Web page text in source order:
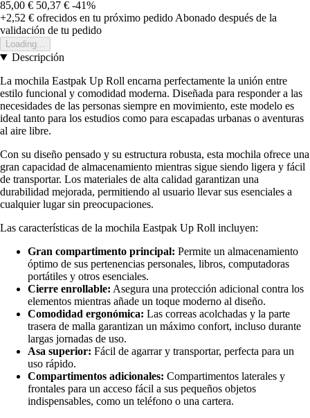
85,00 € 50,37 € -41%
+2,52 € ofrecidos en tu próximo pedido Abonado después de la
validación de tu pedido
Loading...
Descripción
La mochila Eastpak Up Roll encarna perfectamente la unión entre
estilo funcional y comodidad moderna. Diseñada para responder a las
necesidades de las personas siempre en movimiento, este modelo es
ideal tanto para los estudios como para escapadas urbanas o aventuras
al aire libre.
Con su diseño pensado y su estructura robusta, esta mochila ofrece una
gran capacidad de almacenamiento mientras sigue siendo ligera y fácil
de transportar. Los materiales de alta calidad garantizan una
durabilidad mejorada, permitiendo al usuario llevar sus esenciales a
cualquier lugar sin preocupaciones.
Las características de la mochila Eastpak Up Roll incluyen:
Gran compartimento principal: Permite un almacenamiento
óptimo de sus pertenencias personales, libros, computadoras
portátiles y otros esenciales.
Cierre enrollable: Asegura una protección adicional contra los
elementos mientras añade un toque moderno al diseño.
Comodidad ergonómica: Las correas acolchadas y la parte
trasera de malla garantizan un máximo confort, incluso durante
largas jornadas de uso.
Asa superior: Fácil de agarrar y transportar, perfecta para un
uso rápido.
Compartimentos adicionales: Compartimentos laterales y
frontales para un acceso fácil a sus pequeños objetos
indispensables, como un teléfono o una cartera.